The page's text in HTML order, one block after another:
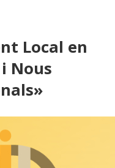
Local en
Nous